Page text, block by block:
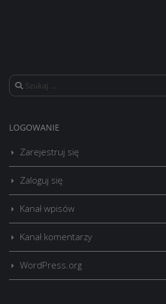
Szukaj:
LOGOWANIE
Zarejestruj się
Zaloguj się
Kanał wpisów
Kanał komentarzy
WordPress.org